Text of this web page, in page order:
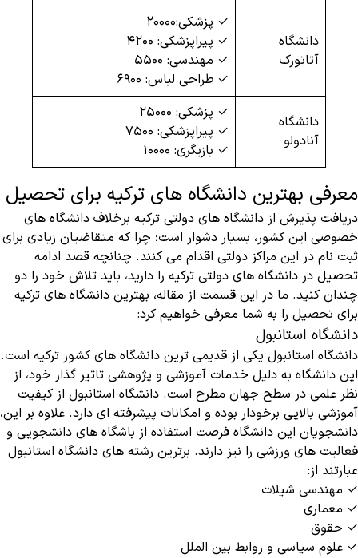
دانشگاه
آتاتورک
✓ پزشکی:۲۰۰۰۰
✓ پیراپزشکی: ۴۲۰۰
✓ مهندسی: ۵۵۰۰
✓ طراحی لباس: ۶۹۰۰
دانشگاه
آنادولو
✓ پزشکی: ۲۵۰۰۰
✓ پیراپزشکی: ۷۵۰۰
✓ بازیگری: ۱۰۰۰۰
معرفی بهترین دانشگاه های ترکیه برای تحصیل
دریافت پذیرش از دانشگاه های دولتی ترکیه برخلاف دانشگاه های
خصوصی این کشور، بسیار دشوار است؛ چرا که متقاضیان زیادی برای
ثبت نام در این مراکز دولتی اقدام می کنند. چنانچه قصد ادامه
تحصیل در دانشگاه های دولتی ترکیه را دارید، باید تلاش خود را دو
چندان کنید. ما در این قسمت از مقاله، بهترین دانشگاه های ترکیه
برای تحصیل را به شما معرفی خواهیم کرد:
دانشگاه استانبول
دانشگاه استانبول یکی از قدیمی ترین دانشگاه های کشور ترکیه است.
این دانشگاه به دلیل خدمات آموزشی و پژوهشی تاثیر گذار خود، از
نظر علمی در سطح جهان مطرح است. دانشگاه استانبول از کیفیت
آموزشی بالایی برخودار بوده و امکانات پیشرفته ای دارد‌. علاوه بر این،
دانشجویان این دانشگاه فرصت استفاده از باشگاه های دانشجویی و
فعالیت های ورزشی را نیز دارند. برترین رشته های دانشگاه استانبول
عبارتند از:
✓ مهندسی شیلات
✓ معماری
✓ حقوق
✓ علوم سیاسی و روابط بین الملل